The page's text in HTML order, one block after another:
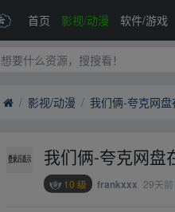
首页 影视/动漫 软件/游戏
影视/动漫 我们俩-夸克网盘
我们俩-夸克网盘
10 级 frankxxx 29天前